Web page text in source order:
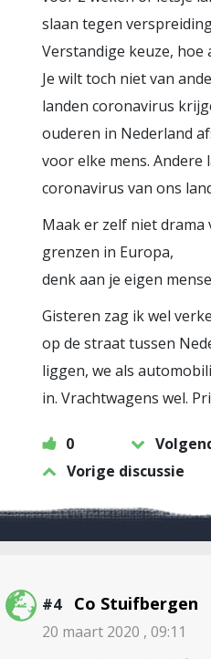
slaan tegen
Verstandige keuze, hoe
Je wilt toch niet van
landen coronavirus
ouderen in Nederland
voor elke mens.
coronavirus van ons
Maak er zelf niet
grenzen in Europa,
denk aan je eigen
Gisteren zag ik wel
op de straat tussen
liggen, we als
in. Vrachtwagens wel.
0
Vorige discussie
#4 Co Stuifbergen
20 maart 2020 , 09:11